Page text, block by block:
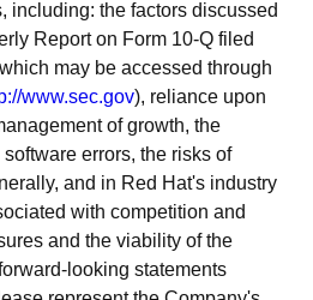
including: the factors discussed
Report on Form 10-Q filed
may be accessed through
www.sec.gov), reliance upon
of growth, the
errors, the risks of
and in Red Hat's industry
with competition and
and the viability of the
looking statements